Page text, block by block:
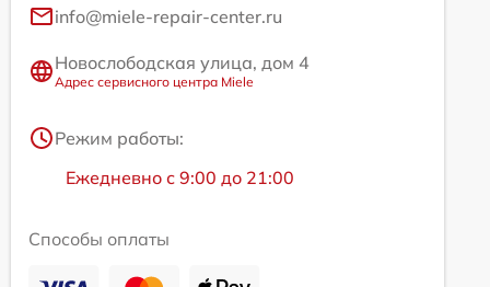
info@miele-repair-center.ru
Новослободская улица, дом 4
Адрес сервисного центра Miele
Режим работы:
Ежедневно с 9:00 до 21:00
Способы оплаты